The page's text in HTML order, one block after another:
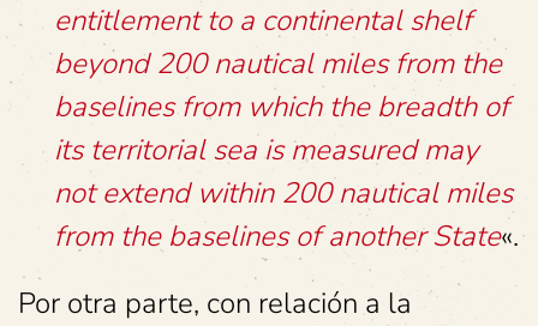
entitlement to a continental shelf
beyond 200 nautical miles from the
baselines from which the breadth of
its territorial sea is measured may
not extend within 200 nautical miles
from the baselines of another State«.
Por otra parte, con relación a la